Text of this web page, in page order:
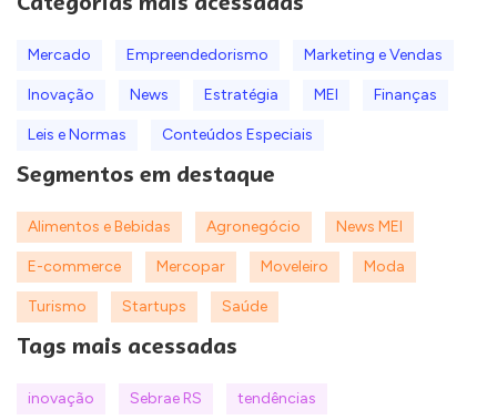
Mercado Empreendedorismo Marketing e Vendas
Inovação News Estratégia MEI Finanças
Leis e Normas Conteúdos Especiais
Segmentos em destaque
Alimentos e Bebidas Agronegócio News MEI
E-commerce Mercopar Moveleiro Moda
Turismo Startups Saúde
Tags mais acessadas
inovação Sebrae RS tendências